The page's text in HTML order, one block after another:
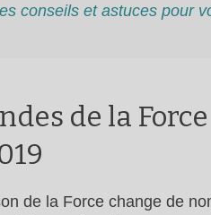
conseils et astuces pour
de la
de la Force change de